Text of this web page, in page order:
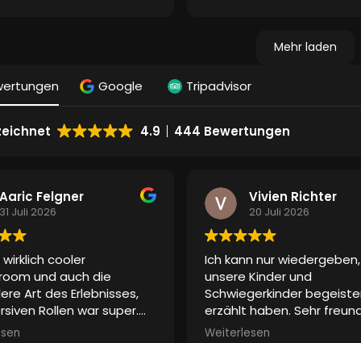
eine oder andere weniger
überrascht, wie genial die
„Abenteuers“ ist… das
zeitnah auch weiter Räume
buchen. Viele Grüße
Mehr laden
Google Tripadvisor
4.9 444 Bewertungen
Aaric Felgner
31 Juli 2026
cooler
und auch die
Art des Erlebnisses,
Rollen war super.
ein eizigartigea
Vivien Richter
20 Juli 2026
Ich kann nur
unsere Kinder und
Schwiegerkinder
erzählt haben. Sehr
Empfang und Einführung.
Weiterlesen